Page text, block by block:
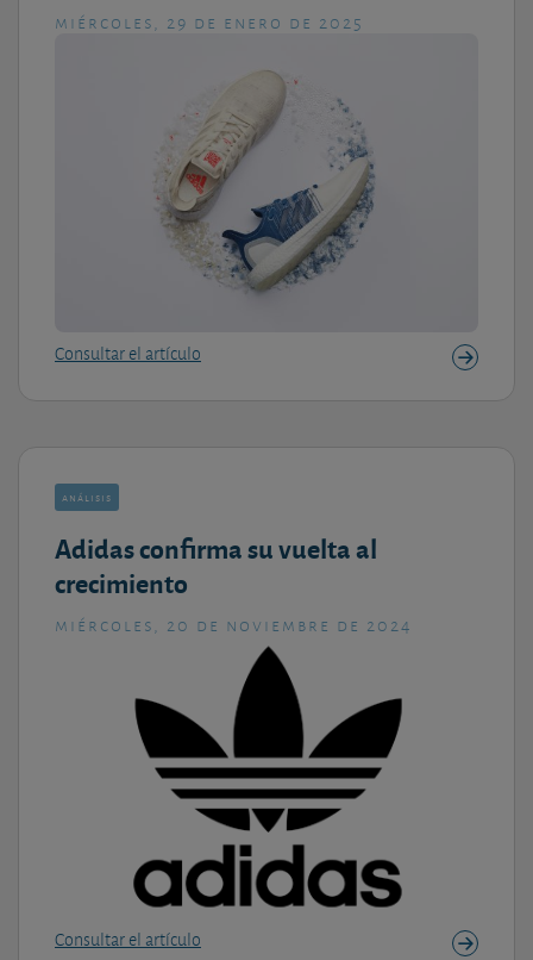
miércoles, 29 de enero de 2025
Consultar el artículo
análisis
Adidas confirma su vuelta al
crecimiento
miércoles, 20 de noviembre de 2024
Consultar el artículo